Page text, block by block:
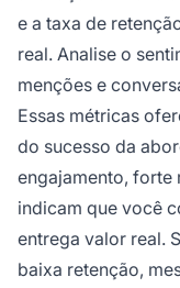
e a taxa de
real. Analise o
menções e
Essas métricas
do sucesso da
engajamento, forte
indicam que você
entrega valor real.
baixa retenção,